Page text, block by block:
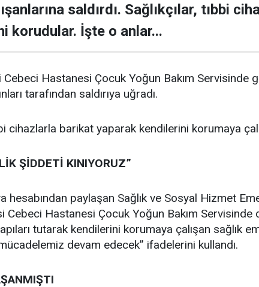
saldırdı. Sağlıkçılar, tıbbi
korudular. İşte o anlar...
Hastanesi Çocuk Yoğun Bakım Servisinde
tarafından saldırıya uğradı.
cihazlarla barikat yaparak kendilerini korumaya
ŞİDDETİ KINIYORUZ”
paylaşan Sağlık ve Sosyal Hizmet
Cebeci Hastanesi Çocuk Yoğun Bakım Servisinde
tutarak kendilerini korumaya çalışan sağlık
devam edecek” ifadelerini kullandı.